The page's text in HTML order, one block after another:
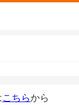
こちらから